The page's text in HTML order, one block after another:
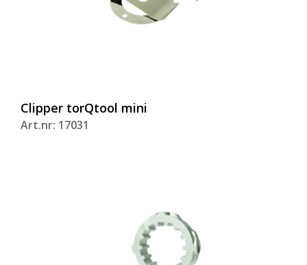
Clipper torQtool mini
Art.nr: 17031